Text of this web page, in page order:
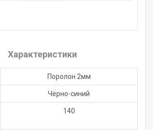
Характеристики
Поролон 2мм
Чёрно-синий
140